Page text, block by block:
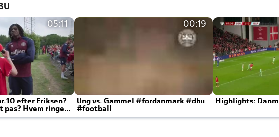
05:11
efter Eriksen?
pas? Hvem ringer
kampe?
00:19
Ung vs. Gammel #fordanmark #dbu
#football
Highlights: